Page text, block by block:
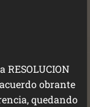
obrante
quedando